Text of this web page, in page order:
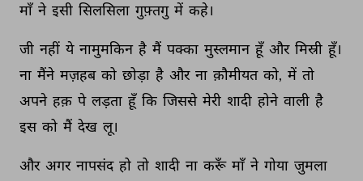
माँ ने इसी सिलसिला गुफ़्तगु में कहे।
जी नहीं ये नामुमकिन है मैं पक्का मुस्लमान हूँ और मिस्री हूँ।
ना मैंने मज़हब को छोड़ा है और ना क़ौमीयत को, में तो
अपने हक़ पे लड़ता हूँ कि जिससे मेरी शादी होने वाली है
इस को मैं देख लू।
और अगर नापसंद हो तो शादी ना करूँ माँ ने गोया जुमला